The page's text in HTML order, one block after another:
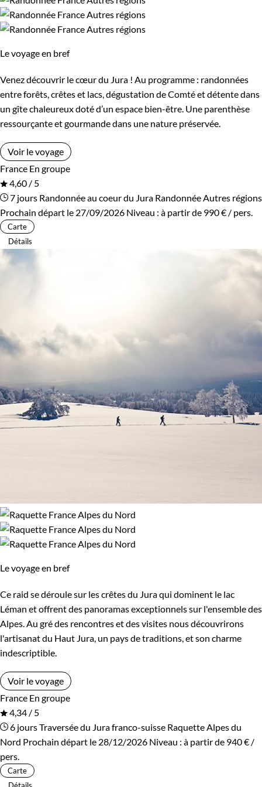
traverser le Parc naturel régional du Haut-Jura, un domaine
forestier de 53 000 hectares qui s'étend sur le massif du Jura.
flore locale. L'itinéraire emprunté vous conduira sur les
crêtes, les chemins des prés-bois et les panoramas des Alpes.
Itinérance
Itinérant
Environnement
Montagne Neige
Patrimoine et Nature
Le voyage en bref
Venez découvrir le cœur du Jura ! Au programme : randonnées
entre forêts, crêtes et lacs, dégustation de Comté et détente dans
un gîte chaleureux doté d’un espace bien-être. Une parenthèse
ressourçante et gourmande dans une nature préservée.
Voir le voyage
France En groupe
4,60 / 5
7 jours Randonnée au coeur du Jura Randonnée Autres régions
Prochain départ le 27/09/2026 Niveau : à partir de 990 € / pers.
Carte
Détails
Le voyage en bref
Ce raid se déroule sur les crêtes du Jura qui dominent le lac
Léman et offrent des panoramas exceptionnels sur l'ensemble des
Alpes. Au gré des rencontres et des visites nous découvrirons
l'artisanat du Haut Jura, un pays de traditions, et son charme
indescriptible.
Voir le voyage
France En groupe
4,34 / 5
6 joursTraversée du Jura franco-suisse Raquette Alpes du
Nord Prochain départ le 28/12/2026 Niveau : à partir de 940 € /
pers.
Carte
Détails